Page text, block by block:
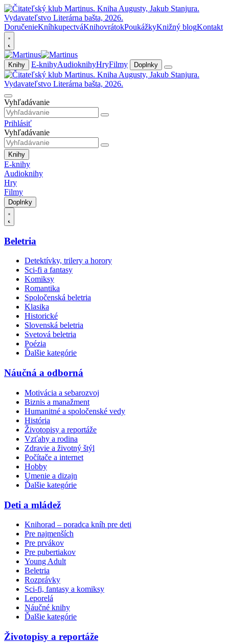
DoručenieKníhkupectváKnihovrátokPoukážkyKnižný blogKontakt
Knihy E-knihyAudioknihyHryFilmy Doplnky
Vyhľadávanie
Prihlásiť
Vyhľadávanie
Knihy
E-knihy
Audioknihy
Hry
Filmy
Doplnky
Beletria
Detektívky, trilery a horory
Sci-fi a fantasy
Komiksy
Romantika
Spoločenská beletria
Klasika
Historické
Slovenská beletria
Svetová beletria
Poézia
Ďalšie kategórie
Náučná a odborná
Motivácia a sebarozvoj
Biznis a manažment
Humanitné a spoločenské vedy
História
Životopisy a reportáže
Vzťahy a rodina
Zdravie a životný štýl
Počítače a internet
Hobby
Umenie a dizajn
Ďalšie kategórie
Deti a mládež
Knihorad – poradca kníh pre deti
Pre najmenších
Pre prvákov
Pre pubertiakov
Young Adult
Beletria
Rozprávky
Sci-fi, fantasy a komiksy
Leporelá
Náučné knihy
Ďalšie kategórie
Životopisy a reportáže